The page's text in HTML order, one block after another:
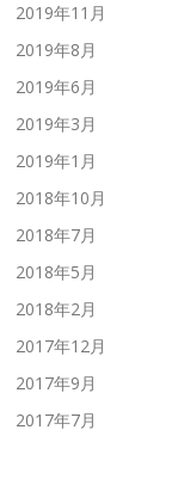
2019年11月
2019年8月
2019年6月
2019年3月
2019年1月
2018年10月
2018年7月
2018年5月
2018年2月
2017年12月
2017年9月
2017年7月